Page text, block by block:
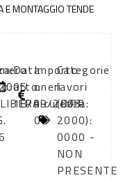
E MONTAGGIO TENDE
Data
atto:
18/09/2003
Importo
oneri
sicurezza:
0
Categorie
lavori
(DPR
2000):
0000 -
NON
PRESENTE